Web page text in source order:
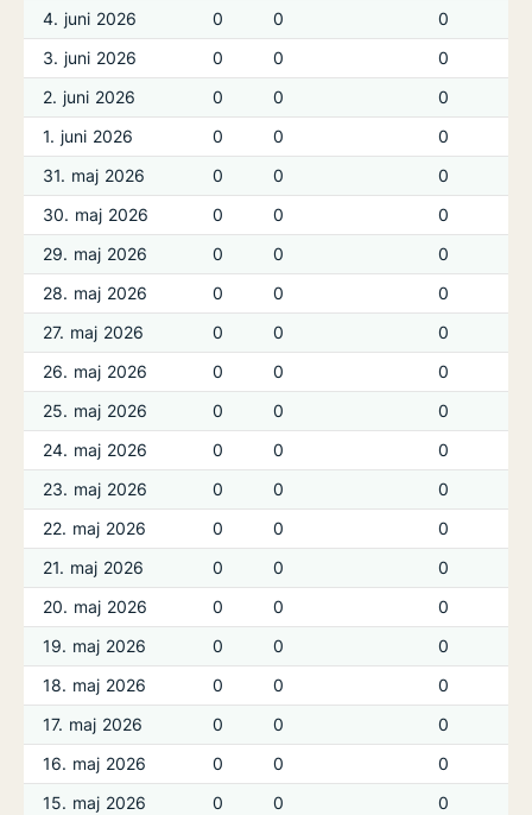
4. juni 2026
0 0
0
3. juni 2026
0 0
0
2. juni 2026
0 0
0
1. juni 2026
0 0
0
31. maj 2026
0 0
0
30. maj 2026
0 0
0
29. maj 2026
0 0
0
28. maj 2026
0 0
0
27. maj 2026
0 0
0
26. maj 2026
0 0
0
25. maj 2026
0 0
0
24. maj 2026
0 0
0
23. maj 2026
0 0
0
22. maj 2026
0 0
0
21. maj 2026
0 0
0
20. maj 2026
0 0
0
19. maj 2026
0 0
0
18. maj 2026
0 0
0
17. maj 2026
0 0
0
16. maj 2026
0 0
0
15. maj 2026
0 0
0